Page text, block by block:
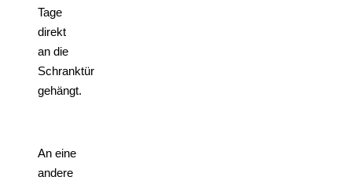
Tage
direkt
an die
Schranktür
gehängt.
An eine
andere